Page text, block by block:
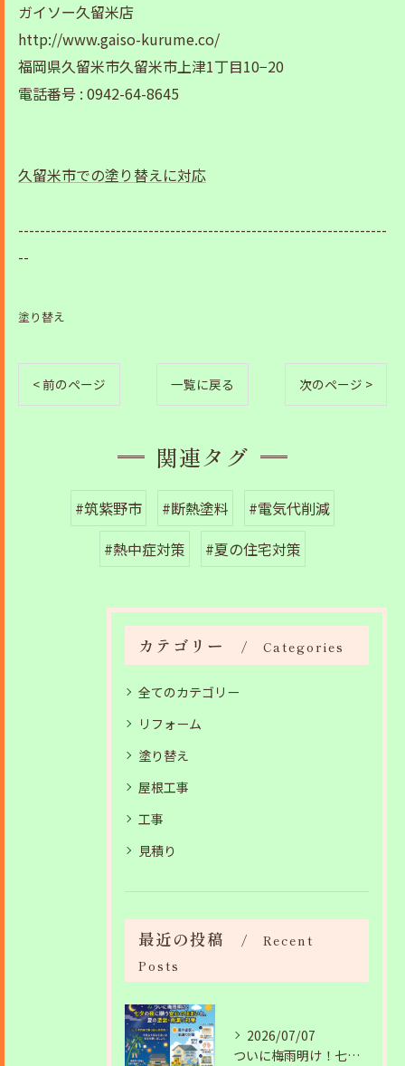
ガイソー久留米店
http://www.gaiso-kurume.co/
福岡県久留米市久留米市上津1丁目10−20
電話番号 : 0942-64-8645
久留米市での塗り替えに対応
--------------------------------------------------------------------
--
塗り替え
< 前のページ 一覧に戻る 次のページ >
関連タグ
#筑紫野市 #断熱塗料
#電気代削減
#熱中症対策
#夏の住宅対策
カテゴリー Categories
全てのカテゴリー
リフォーム
塗り替え
屋根工事
工事
見積り
最近の投稿
Recent
Posts
2026/07/07
ついに梅雨明け！七夕の夜に願う安心の住まいと、夏の塗装・雨漏り対策